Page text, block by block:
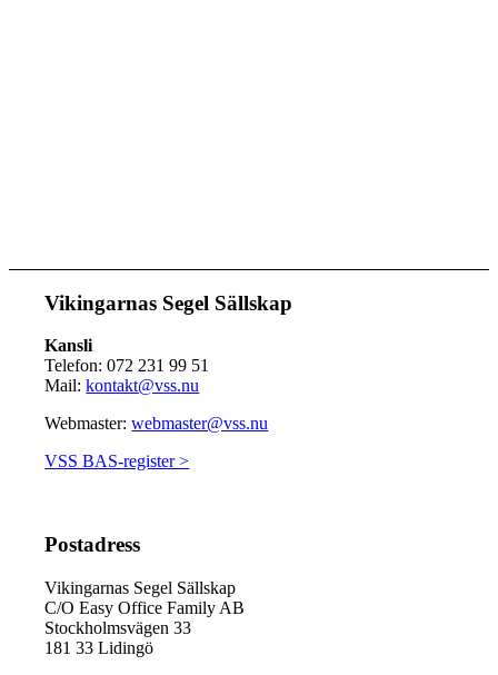
Vikingarnas Segel Sällskap
Kansli
Telefon: 072 231 99 51
Mail:kontakt@vss.nu
Webmaster:webmaster@vss.nu
VSS BAS-register >
Postadress
Vikingarnas Segel Sällskap
C/O Easy Office Family AB
Stockholmsvägen 33
181 33 Lidingö